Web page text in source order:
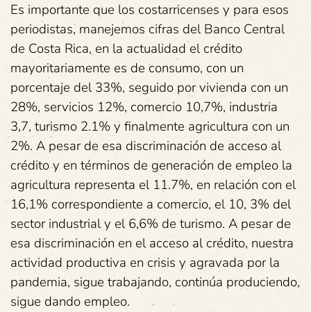
Es importante que los costarricenses y para esos
periodistas, manejemos cifras del Banco Central
de Costa Rica, en la actualidad el crédito
mayoritariamente es de consumo, con un
porcentaje del 33%, seguido por vivienda con un
28%, servicios 12%, comercio 10,7%, industria
3,7, turismo 2.1% y finalmente agricultura con un
2%. A pesar de esa discriminación de acceso al
crédito y en términos de generación de empleo la
agricultura representa el 11.7%, en relación con el
16,1% correspondiente a comercio, el 10, 3% del
sector industrial y el 6,6% de turismo. A pesar de
esa discriminación en el acceso al crédito, nuestra
actividad productiva en crisis y agravada por la
pandemia, sigue trabajando, continúa produciendo,
sigue dando empleo.